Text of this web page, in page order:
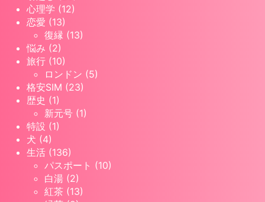
心理学 (12)
恋愛 (13)
復縁 (13)
悩み (2)
旅行 (10)
ロンドン (5)
格安SIM (23)
歴史 (1)
新元号 (1)
特設 (1)
犬 (4)
生活 (136)
パスポート (10)
白湯 (2)
紅茶 (13)